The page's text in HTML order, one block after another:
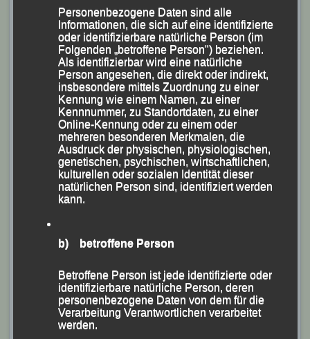
JoshuaSperrle, der damit in der Männerwertung auf
Rang 11 rangiert.
In der BesetzungMarco Bscheidl,Mario Bernhardt
Maxim Fuchssicherte sich die LG Passau mit
einer Gesamtzeit von 3:40:33 Stunden überlegen den
Bayerischen Mannschaftstitel vor der LG Allgäu-
Kempten und dem Team der ausrichtenden TG Viktoria
Augsburg.
Die zweite Mannschaft mitAlex Sellner,Sascha
undJoshua Sperrleplatzierte sich mit ihrer
Gesamtzeit von 3:58:32 Stunden auf Rang acht, womit
die LG Passau als einziger Verein gleich zwei Teams
unter den „Top Ten“ der Männer hatte.
Seine vierte Medaille und seinen dritten Bayerischen
Titel an diesem Tag gab es fürMarco Bscheidlmit
dem Seniorenteam, dasAlex SellnerundSascha
komplettierten. Mit der Gesamtzeit von 3:48:21
Personenbezogene Daten sind alle
Informationen, die sich auf eine identifizierte
oder identifizierbare natürliche Person (im
Folgenden „betroffene Person") beziehen.
Als identifizierbar wird eine natürliche
Person angesehen, die direkt oder indirekt,
insbesondere mittels Zuordnung zu einer
Kennung wie einem Namen, zu einer
Kennnummer, zu Standortdaten, zu einer
Online-Kennung oder zu einem oder
mehreren besonderen Merkmalen, die
Ausdruck der physischen, physiologischen,
genetischen, psychischen, wirtschaftlichen,
kulturellen oder sozialen Identität dieser
natürlichen Person sind, identifiziert werden
kann.
b) betroffene Person
Betroffene Person ist jede identifizierte oder
identifizierbare natürliche Person, deren
personenbezogene Daten von dem für die
Verarbeitung Verantwortlichen verarbeitet
werden.